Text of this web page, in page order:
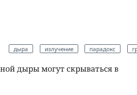
дыра излучение парадокс
дыры могут скрываться в